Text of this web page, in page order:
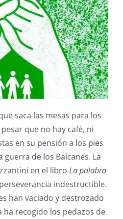
saca las mesas para los
que no hay café, ni
en su pensión a los pies
de los Balcanes. La
en el libro La palabra
indestructible.
han vaciado y destrozado
recogido los pedazos de